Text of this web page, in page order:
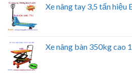
Xe nâng tay 3,5 tấn hiệu
Xe nâng bàn 350kg cao